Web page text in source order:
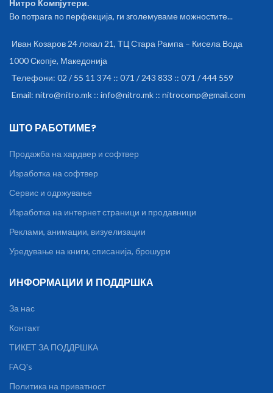
Нитро Компјутери.
Во потрага по перфекција, ги зголемуваме можностите...
Иван Козаров 24 локал 21, ТЦ Стара Рампа – Кисела Вода
1000 Скопје, Македонија
Телефони: 02 / 55 11 374 :: 071 / 243 833 :: 071 / 444 559
Email: nitro@nitro.mk :: info@nitro.mk :: nitrocomp@gmail.com
ШТО РАБОТИМЕ?
Продажба на хардвер и софтвер
Изработка на софтвер
Сервис и одржување
Изработка на интернет страници и продавници
Реклами, анимации, визуелизации
Уредување на книги, списанија, брошури
ИНФОРМАЦИИ И ПОДДРШКА
За нас
Контакт
ТИКЕТ ЗА ПОДДРШКА
FAQ's
Политика на приватност